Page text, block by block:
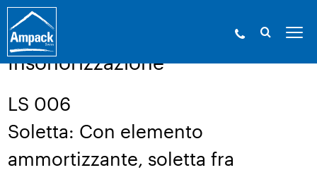
Ampack - Gli esperti in involucri edilizi. Dal
1946.»Servizio
Insonorizzazione
LS 006
Soletta: Con elemento
ammortizzante, soletta fra